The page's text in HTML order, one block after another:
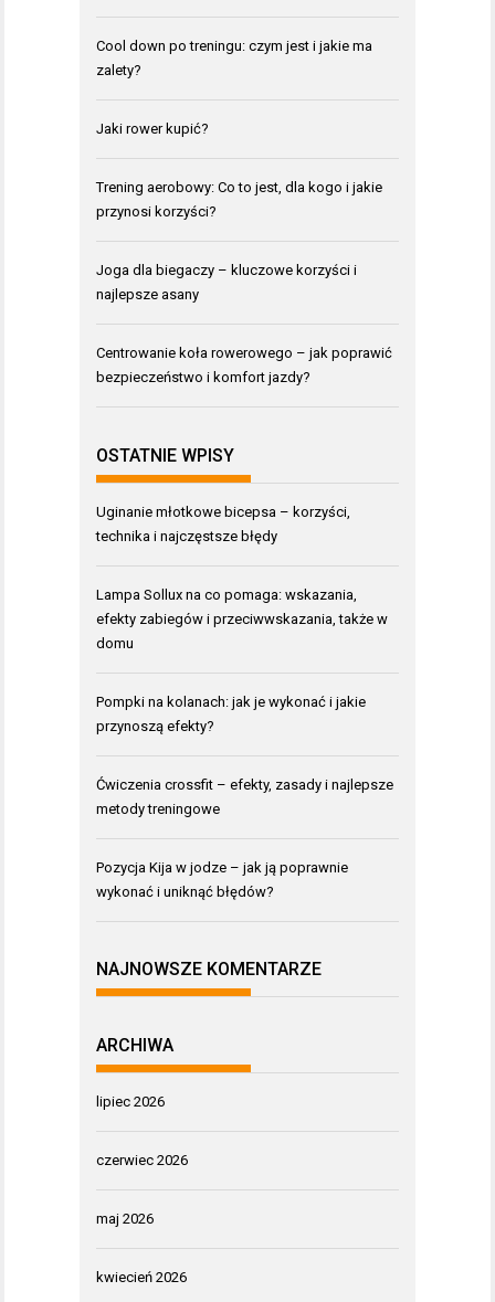
Cool down po treningu: czym jest i jakie ma
zalety?
Jaki rower kupić?
Trening aerobowy: Co to jest, dla kogo i jakie
przynosi korzyści?
Joga dla biegaczy – kluczowe korzyści i
najlepsze asany
Centrowanie koła rowerowego – jak poprawić
bezpieczeństwo i komfort jazdy?
OSTATNIE WPISY
Uginanie młotkowe bicepsa – korzyści,
technika i najczęstsze błędy
Lampa Sollux na co pomaga: wskazania,
efekty zabiegów i przeciwwskazania, także w
domu
Pompki na kolanach: jak je wykonać i jakie
przynoszą efekty?
Ćwiczenia crossfit – efekty, zasady i najlepsze
metody treningowe
Pozycja Kija w jodze – jak ją poprawnie
wykonać i uniknąć błędów?
NAJNOWSZE KOMENTARZE
ARCHIWA
lipiec 2026
czerwiec 2026
maj 2026
kwiecień 2026